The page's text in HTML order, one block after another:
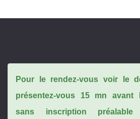
Pour le rendez-vous voir le
présentez-vous 15 mn avant
sans inscription